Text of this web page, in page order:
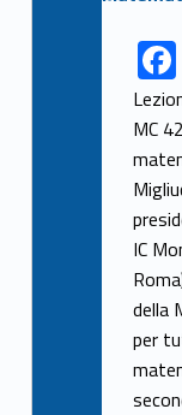
Link identifier share facebook archive #share-link-
MC
IC
della
per